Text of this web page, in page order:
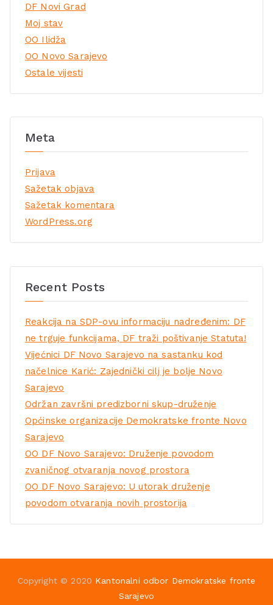
DF Novi Grad
Moj stav
OO Ilidža
OO Novo Sarajevo
Ostale vijesti
Meta
Prijava
Sažetak objava
Sažetak komentara
WordPress.org
Recent Posts
Reakcija na SDP-ovu informaciju nadređenim: DF
ne trguje funkcijama, DF traži poštivanje Statuta!
Vijećnici DF Novo Sarajevo na sastanku kod
načelnice Karić: Zajednički cilj je bolje Novo
Sarajevo
Održan završni predizborni skup-druženje
Općinske organizacije Demokratske fronte Novo
Sarajevo
OO DF Novo Sarajevo: Druženje povodom
zvaničnog otvaranja novog prostora
OO DF Novo Sarajevo: U utorak druženje
povodom otvaranja novih prostorija
Copyright © 2020 Kantonalni odbor Demokratske fronte
Sarajevo